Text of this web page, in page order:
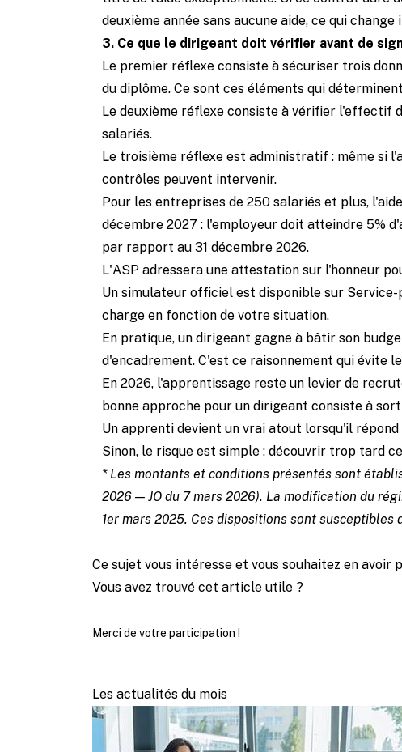
deuxième année sans aucune aide, ce qui
3. Ce que le dirigeant doit vérifier avant de
Le premier réflexe consiste à sécuriser trois
du diplôme. Ce sont ces éléments qui
Le deuxième réflexe consiste à vérifier l'effectif
salariés.
Le troisième réflexe est administratif : même si
contrôles peuvent intervenir.
Pour les entreprises de 250 salariés et plus,
décembre 2027 : l'employeur doit atteindre 5%
par rapport au 31 décembre 2026.
L'ASP adressera une attestation sur l'honneur
Un simulateur officiel est disponible sur Service-
charge en fonction de votre situation.
En pratique, un dirigeant gagne à bâtir son
d'encadrement. C'est ce raisonnement qui évite
En 2026, l'apprentissage reste un levier de
bonne approche pour un dirigeant consiste à
Un apprenti devient un vrai atout lorsqu'il
Sinon, le risque est simple : découvrir trop tard
* Les montants et conditions présentés sont
2026 — JO du 7 mars 2026). La modification du
1er mars 2025. Ces dispositions sont susceptibles
Ce sujet vous intéresse et vous souhaitez en avoir
Vous avez trouvé cet article utile ?
Merci de votre participation !
Les actualités du mois